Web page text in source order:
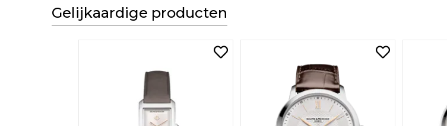
Gelijkaardige producten